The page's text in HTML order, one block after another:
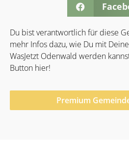
Du bist verantwortlich für diese
mehr Infos dazu, wie Du mit
WasJetzt Odenwald werden
Button hier!
Premium